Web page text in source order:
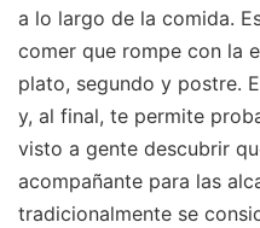
a lo largo de la comida.
comer que rompe con la
plato, segundo y postre.
y, al final, te permite
visto a gente descubrir
acompañante para las
tradicionalmente se